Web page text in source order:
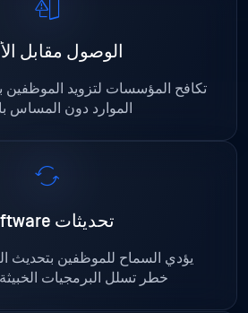
الوصول مقابل
تكافح المؤسسات لتزويد الموظفين
الموارد دون المساس
تحديثات Software
يؤدي السماح للموظفين بتحديث
خطر تسلل البرمجيات